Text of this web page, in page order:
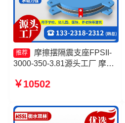
推荐
摩擦摆隔震支座FPSII-
3000-350-3.81源头工厂 摩擦
3.81源头工厂 摩擦摆隔震支座
家 建筑摩擦隔震支座生产厂家
一套
￥10502